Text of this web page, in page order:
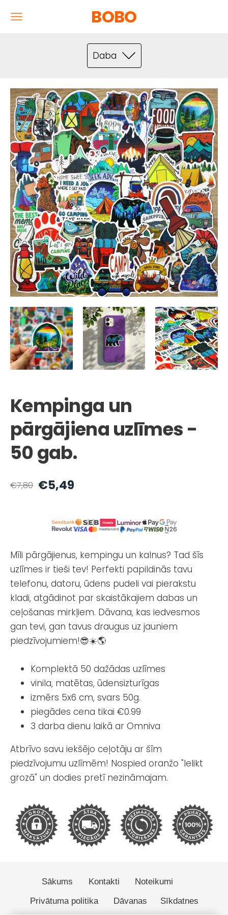
BOBO
Daba
Kempinga un
pārgājiena uzlīmes -
50 gab.
€7,80 €5,49
Mīli pārgājienus, kempingu un kalnus? Tad šīs
uzlīmes ir tieši tev! Perfekti papildinās tavu
telefonu, datoru, ūdens pudeli vai pierakstu
kladi, atgādinot par skaistākajiem dabas un
ceļošanas mirkļiem. Dāvana, kas iedvesmos
gan tevi, gan tavus draugus uz jauniem
piedzīvojumiem!😎☀️🌎
Komplektā 50 dažādas uzlīmes
vinila, matētas, ūdensizturīgas
izmērs 5x6 cm, svars 50g.
piegādes cena tikai €0.99
3 darba dienu laikā ar Omniva
Atbrīvo savu iekšējo ceļotāju ar šīm
piedzīvojumu uzlīmēm! Nospied oranžo "Ielikt
grozā" un dodies pretī nezināmajam.
Sākums Kontakti
Noteikumi
Privātuma politika
Dāvanas Sīkdatnes